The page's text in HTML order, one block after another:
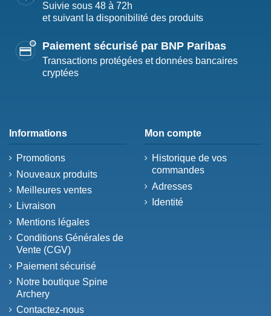
Suivie sous 48 à 72h
et suivant la disponibilité des produits
Paiement sécurisé par BNP Paribas
Transactions protégées et données bancaires
cryptées
Informations
Promotions
Nouveaux produits
Meilleures ventes
Livraison
Mentions légales
Conditions Générales de
Vente (CGV)
Paiement sécurisé
Notre boutique Spine
Archery
Contactez-nous
Mon compte
Historique de vos
commandes
Adresses
Identité